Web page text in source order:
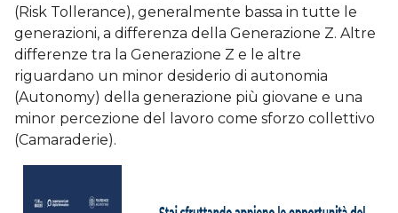
(Risk Tollerance), generalmente bassa in tutte le
generazioni, a differenza della Generazione Z. Altre
differenze tra la Generazione Z e le altre
riguardano un minor desiderio di autonomia
(Autonomy) della generazione più giovane e una
minor percezione del lavoro come sforzo collettivo
(Camaraderie).